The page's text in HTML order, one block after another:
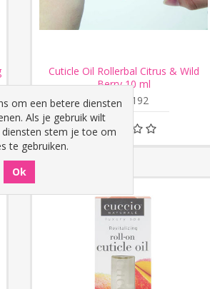
Cuticle Oil Rollerbal Citrus & Wild
Berry 10 ml
CNSC4192
om een betere diensten
Als je gebruik wilt
stem je toe om
te gebruiken.